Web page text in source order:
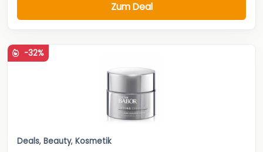
Zum Deal
-32%
Deals, Beauty, Kosmetik